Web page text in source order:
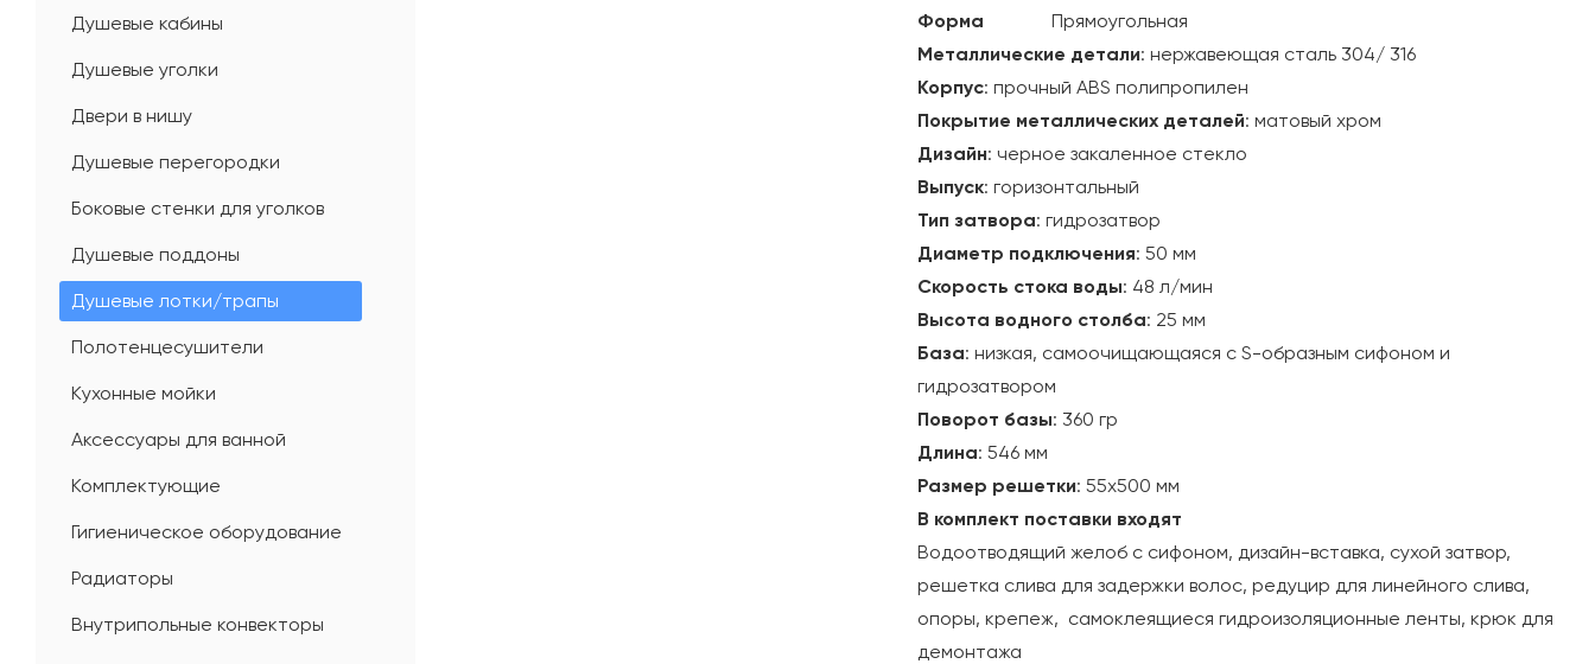
Душевые кабины
Душевые уголки
Двери в нишу
Душевые перегородки
Боковые стенки для уголков
Душевые поддоны
Душевые лотки/трапы
Полотенцесушители
Кухонные мойки
Аксессуары для ванной
Комплектующие
Гигиеническое оборудование
Радиаторы
Внутрипольные конвекторы
Форма
Прямоугольная
Металлические детали: нержавеющая сталь 304/ 316
Корпус: прочный ABS полипропилен
Покрытие металлических деталей: матовый хром
Дизайн: черное закаленное стекло
Выпуск: горизонтальный
Тип затвора: гидрозатвор
Диаметр подключения: 50 мм
Скорость стока воды: 48 л/мин
Высота водного столба: 25 мм
База: низкая, самоочищающаяся с S-образным сифоном и
гидрозатвором
Поворот базы: 360 гр
Длина: 546 мм
Размер решетки: 55х500 мм
В комплект поставки входят
Водоотводящий желоб с сифоном, дизайн-вставка, сухой затвор,
решетка слива для задержки волос, редуцир для линейного слива,
опоры, крепеж, самоклеящиеся гидроизоляционные ленты, крюк для
демонтажа